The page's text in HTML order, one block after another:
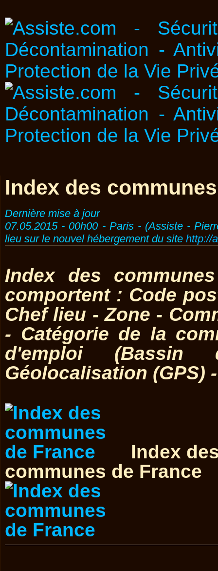
Index des
Dernière mise à jour
07.05.2015 - 00h00 - Paris - (Assiste -
lieu sur le nouvel hébergement du site http://
Index des
comportent : Code
Chef lieu - Zone -
- Catégorie de la
d'emploi (Bassin
Géolocalisation (GPS)
Index
communes de France